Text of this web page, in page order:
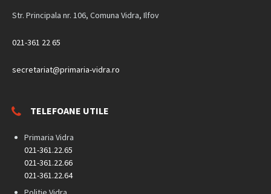
Str. Principala nr. 106, Comuna Vidra, Ilfov
021-361 22 65
secretariat@primaria-vidra.ro
TELEFOANE UTILE
Primaria Vidra
021-361.22.65
021-361.22.66
021-361.22.64